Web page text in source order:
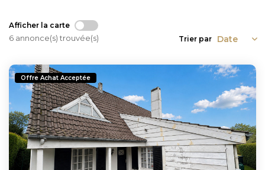
Afficher la carte
6 annonce(s) trouvée(s) Trier par
Offre Achat Acceptée